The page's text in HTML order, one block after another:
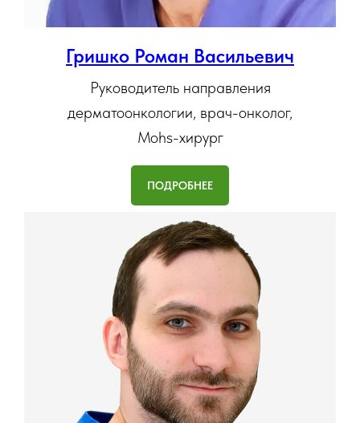
Гришко Роман Васильевич
Руководитель направления
дерматоонкологии, врач-онколог,
Mohs-хирург
ПОДРОБНЕЕ